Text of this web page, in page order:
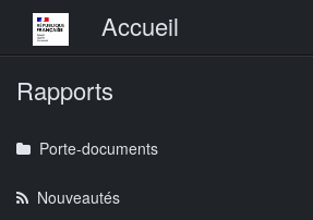
Menu principalAccueil
Rapports
Porte-documents
Nouveautés